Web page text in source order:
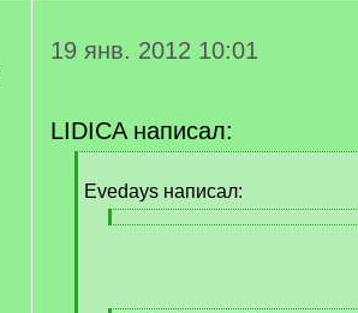
19 янв. 2012 10:01
LIDICA написал:
q
Evedays написал:
[[